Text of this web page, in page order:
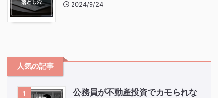
2024/9/24
人気の記事
1
公務員が不動産投資でカモられな